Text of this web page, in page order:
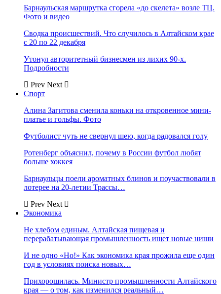
Барнаульская маршрутка сгорела «до скелета» возле ТЦ.
Фото и видео
Сводка происшествий. Что случилось в Алтайском крае
с 20 по 22 декабря
Утонул авторитетный бизнесмен из лихих 90-х.
Подробности
Prev Next
Спорт
Алина Загитова сменила коньки на откровенное мини-
платье и гольфы. Фото
Футболист чуть не свернул шею, когда радовался голу
Ротенберг объяснил, почему в России футбол любят
больше хоккея
Барнаульцы поели ароматных блинов и поучаствовали в
лотерее на 20-летии Трассы…
Prev Next
Экономика
Не хлебом единым. Алтайская пищевая и
перерабатывающая промышленность ищет новые ниши
И не одно «Но!» Как экономика края прожила еще один
год в условиях поиска новых…
Прихорошилась. Министр промышленности Алтайского
края — о том, как изменился реальный…